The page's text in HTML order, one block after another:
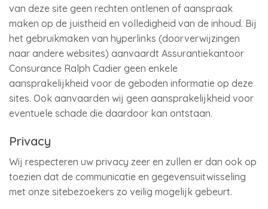
van deze site geen rechten ontlenen of aanspraak
maken op de juistheid en volledigheid van de inhoud. Bij
het gebruikmaken van hyperlinks (doorverwijzingen
naar andere websites) aanvaardt Assurantiekantoor
Consurance Ralph Cadier geen enkele
aansprakelijkheid voor de geboden informatie op deze
sites. Ook aanvaarden wij geen aansprakelijkheid voor
eventuele schade die daardoor kan ontstaan.
Privacy
Wij respecteren uw privacy zeer en zullen er dan ook op
toezien dat de communicatie en gegevensuitwisseling
met onze sitebezoekers zo veilig mogelijk gebeurt.